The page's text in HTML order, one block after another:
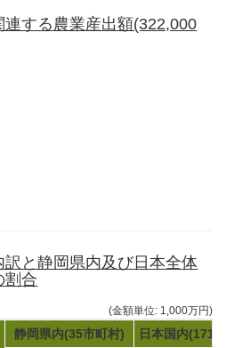
する農業産出額(322,000
と静岡県内及び日本全体
割合
(金額単位: 1,000万円)
静岡県内(35市町村)
日本国内(1719